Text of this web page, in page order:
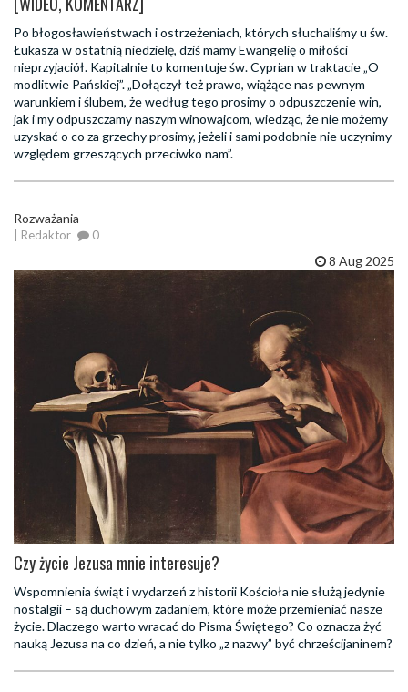
Po błogosławieństwach i ostrzeżeniach, których słuchaliśmy u św.
Łukasza w ostatnią niedzielę, dziś mamy Ewangelię o miłości
nieprzyjaciół. Kapitalnie to komentuje św. Cyprian w traktacie „O
modlitwie Pańskiej”. „Dołączył też prawo, wiążące nas pewnym
warunkiem i ślubem, że według tego prosimy o odpuszczenie win,
jak i my odpuszczamy naszym winowajcom, wiedząc, że nie możemy
uzyskać o co za grzechy prosimy, jeżeli i sami podobnie nie uczynimy
względem grzeszących przeciwko nam”.
Rozważania
| Redaktor 0
8 Aug 2025
Czy życie Jezusa mnie interesuje?
Wspomnienia świąt i wydarzeń z historii Kościoła nie służą jedynie
nostalgii – są duchowym zadaniem, które może przemieniać nasze
życie. Dlaczego warto wracać do Pisma Świętego? Co oznacza żyć
nauką Jezusa na co dzień, a nie tylko „z nazwy” być chrześcijaninem?